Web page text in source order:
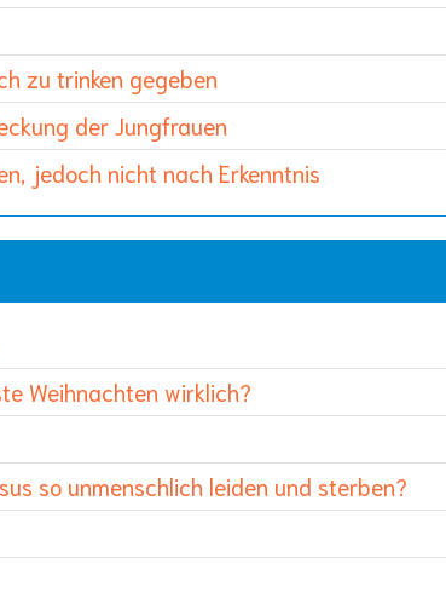
zu trinken gegeben
der Jungfrauen
jedoch nicht nach Erkenntnis
Weihnachten wirklich?
so unmenschlich leiden und sterben?